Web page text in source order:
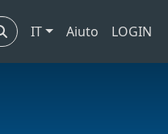
IT Aiuto LOGIN